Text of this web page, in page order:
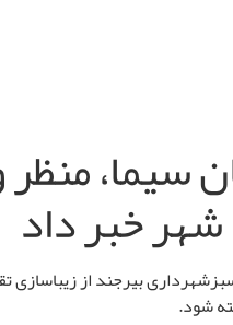
منظر
خبر داد
بیرجند از زیباسازی
شود.